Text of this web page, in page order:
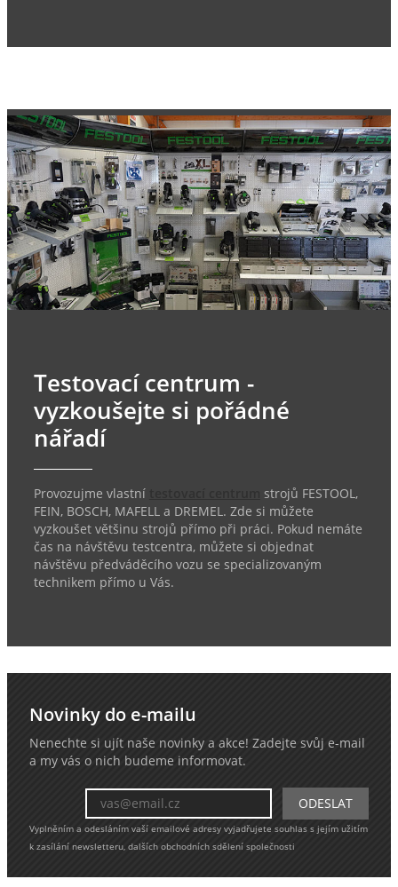
Testovací centrum -
vyzkoušejte si pořádné
nářadí
Provozujme vlastní
strojů FESTOOL,
FEIN, BOSCH, MAFELL a DREMEL. Zde si můžete
vyzkoušet většinu strojů přímo při práci. Pokud nemáte
čas na návštěvu testcentra, můžete si objednat
návštěvu předváděcího vozu se specializovaným
technikem přímo u Vás.
Novinky do e-mailu
Nenechte si ujít naše novinky a akce! Zadejte svůj e-mail
a my vás o nich budeme informovat.
Vyplněním a odesláním vaší emailové adresy vyjadřujete souhlas s jejím užitím
k zasílání newsletteru, dalších obchodních sdělení společnosti